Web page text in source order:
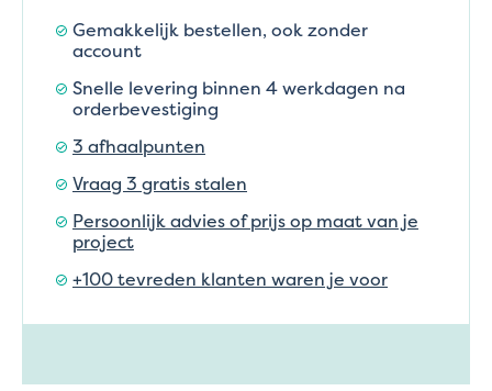
Gemakkelijk bestellen, ook zonder
account
Snelle levering binnen 4 werkdagen na
orderbevestiging
3 afhaalpunten
Vraag 3 gratis stalen
Persoonlijk advies of prijs op maat van je
project
+100 tevreden klanten waren je voor